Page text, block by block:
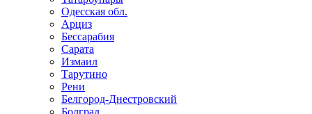
Одесская обл.
Арциз
Бессарабия
Сарата
Измаил
Тарутино
Рени
Белгород-Днестровский
Болград